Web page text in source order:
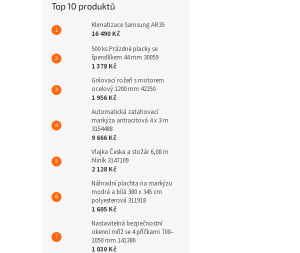
Top 10 produktů
Klimatizace Samsung AR35
16 490 Kč
500 ks Prázdné placky se
špendlíkem 44 mm 30059
1 378 Kč
Grilovací rožeň s motorem
ocelový 1200 mm 42250
1 956 Kč
Automatická zatahovací
markýza antracitová 4 x 3 m
3154488
9 666 Kč
Vlajka Česka a stožár 6,08 m
hliník 3147109
2 128 Kč
Náhradní plachta na markýzu
modrá a bílá 380 x 345 cm
polyesterová 311918
1 605 Kč
Nastavitelná bezpečnostní
okenní mříž se 4 příčkami 700–
1050 mm 141386
1 030 Kč